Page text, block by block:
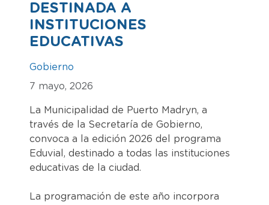
DESTINADA A
INSTITUCIONES
EDUCATIVAS
Gobierno
7 mayo, 2026
La Municipalidad de Puerto Madryn, a
través de la Secretaría de Gobierno,
convoca a la edición 2026 del programa
Eduvial, destinado a todas las instituciones
educativas de la ciudad.
La programación de este año incorpora